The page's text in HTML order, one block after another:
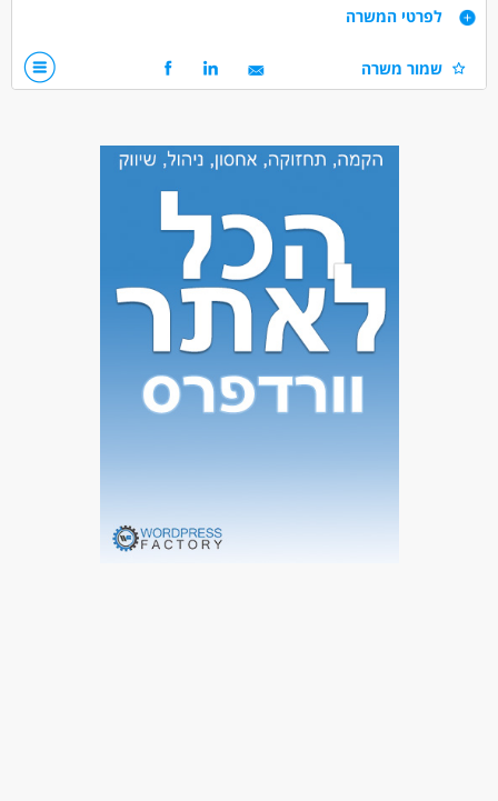
דרישות
עבודה זמנית
עבודה ללא ניסיון
בונוס למתמידים
אקדמאים ללא נסיון המגזר החרדי
לפרטי המשרה
שמור משרה